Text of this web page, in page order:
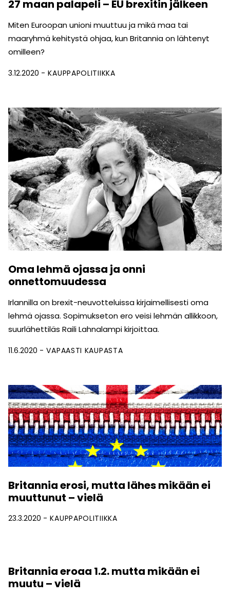
27 maan palapeli – EU brexitin jälkeen
Miten Euroopan unioni muuttuu ja mikä maa tai
maaryhmä kehitystä ohjaa, kun Britannia on lähtenyt
omilleen?
3.12.2020 KAUPPAPOLITIIKKA
Oma lehmä ojassa ja onni
onnettomuudessa
Irlannilla on brexit-neuvotteluissa kirjaimellisesti oma
lehmä ojassa. Sopimukseton ero veisi lehmän allikkoon,
suurlähettiläs Raili Lahnalampi kirjoittaa.
11.6.2020 VAPAASTI KAUPASTA
Britannia erosi, mutta lähes mikään ei
muuttunut – vielä
23.3.2020 KAUPPAPOLITIIKKA
Britannia eroaa 1.2. mutta mikään ei
muutu – vielä